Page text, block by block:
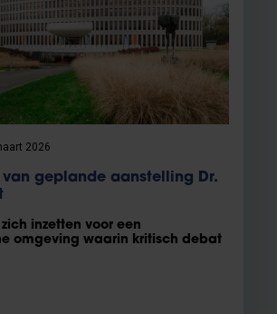
2026
van geplande aanstelling Dr.
zich inzetten voor een
omgeving waarin kritisch debat